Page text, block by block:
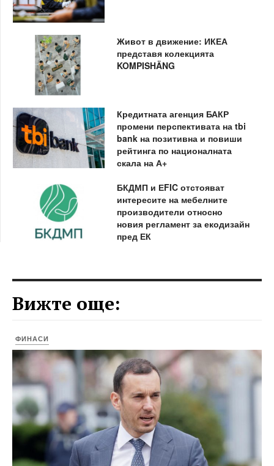
Живот в движение: ИКЕА
представя колекцията
KOMPISHÄNG
Кредитната агенция БАКР
промени перспективата на tbi
bank на позитивна и повиши
рейтинга по националната
скала на А+
БКДМП и ЕFIC отстояват
интересите на мебелните
производители относно
новия регламент за екодизайн
пред ЕК
Вижте още:
ФИНАСИ